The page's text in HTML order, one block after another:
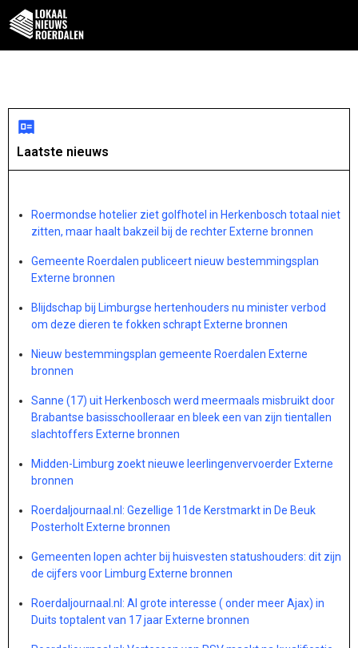
Laatste nieuws
Roermondse hotelier ziet golfhotel in Herkenbosch totaal niet
zitten, maar haalt bakzeil bij de rechter Externe bronnen
Gemeente Roerdalen publiceert nieuw bestemmingsplan
Externe bronnen
Blijdschap bij Limburgse hertenhouders nu minister verbod
om deze dieren te fokken schrapt Externe bronnen
Nieuw bestemmingsplan gemeente Roerdalen Externe
bronnen
Sanne (17) uit Herkenbosch werd meermaals misbruikt door
Brabantse basisschoolleraar en bleek een van zijn tientallen
slachtoffers Externe bronnen
Midden-Limburg zoekt nieuwe leerlingenvervoerder Externe
bronnen
Roerdaljournaal.nl: Gezellige 11de Kerstmarkt in De Beuk
Posterholt Externe bronnen
Gemeenten lopen achter bij huisvesten statushouders: dit zijn
de cijfers voor Limburg Externe bronnen
Roerdaljournaal.nl: Al grote interesse ( onder meer Ajax) in
Duits toptalent van 17 jaar Externe bronnen